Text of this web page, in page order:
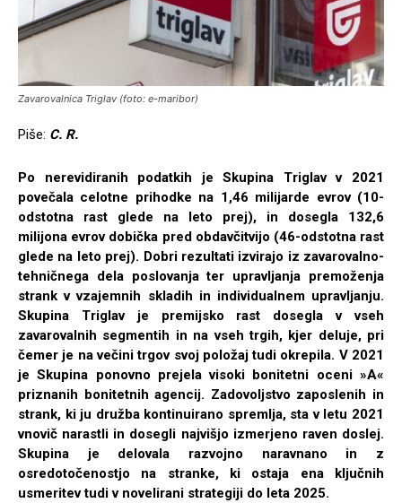
Zavarovalnica Triglav (foto: e-maribor)
Piše: C. R.
Po nerevidiranih podatkih je Skupina Triglav v 2021
povečala celotne prihodke na 1,46 milijarde evrov (10-
odstotna rast glede na leto prej), in dosegla 132,6
milijona evrov dobička pred obdavčitvijo (46-odstotna rast
glede na leto prej). Dobri rezultati izvirajo iz zavarovalno-
tehničnega dela poslovanja ter upravljanja premoženja
strank v vzajemnih skladih in individualnem upravljanju.
Skupina Triglav je premijsko rast dosegla v vseh
zavarovalnih segmentih in na vseh trgih, kjer deluje, pri
čemer je na večini trgov svoj položaj tudi okrepila. V 2021
je Skupina ponovno prejela visoki bonitetni oceni »A«
priznanih bonitetnih agencij. Zadovoljstvo zaposlenih in
strank, ki ju družba kontinuirano spremlja, sta v letu 2021
vnovič narastli in dosegli najvišjo izmerjeno raven doslej.
Skupina je delovala razvojno naravnano in z
osredotočenostjo na stranke, ki ostaja ena ključnih
usmeritev tudi v novelirani strategiji do leta 2025.